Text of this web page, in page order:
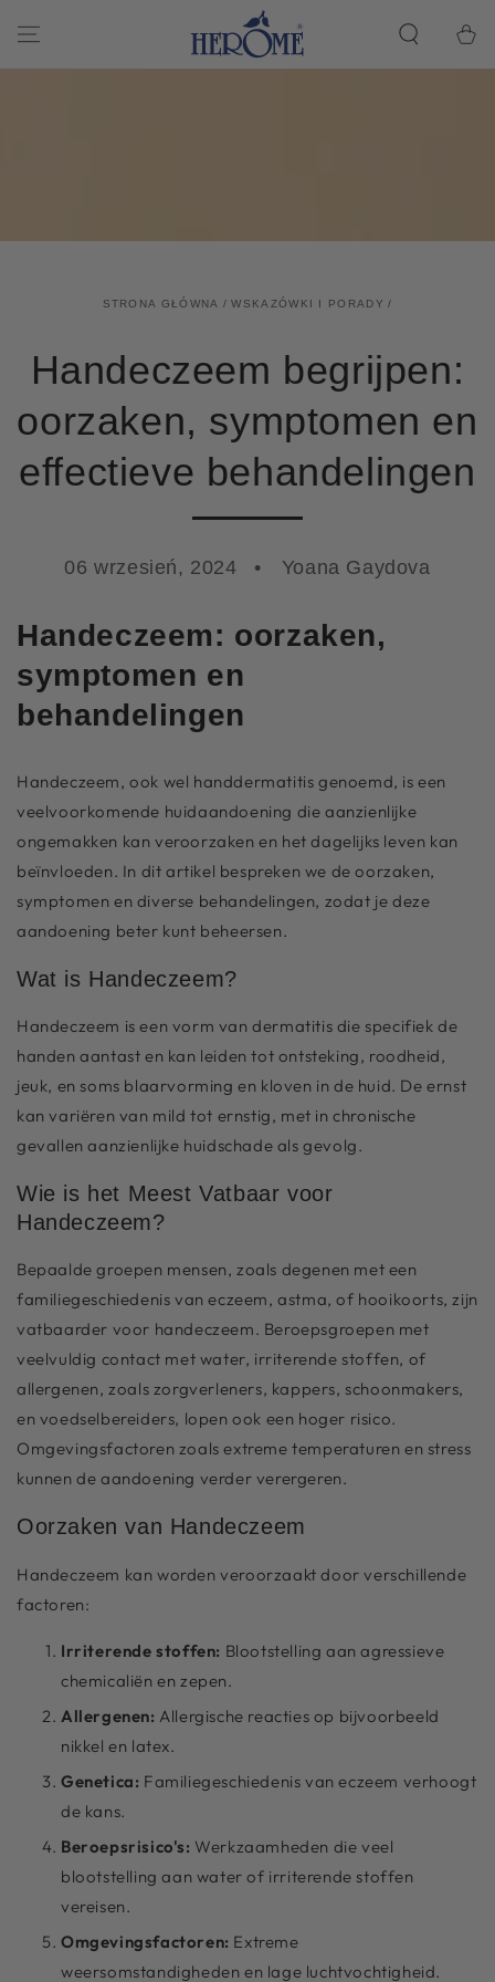
ARTYKUŁU
Koszyk
STRONA GŁÓWNA / WSKAZÓWKI I PORADY /
Handeczeem begrijpen:
oorzaken, symptomen en
effectieve behandelingen
06 wrzesień, 2024 Yoana Gaydova
Handeczeem: oorzaken,
symptomen en
behandelingen
Handeczeem, ook wel handdermatitis genoemd, is een
veelvoorkomende huidaandoening die aanzienlijke
ongemakken kan veroorzaken en het dagelijks leven kan
beïnvloeden. In dit artikel bespreken we de oorzaken,
symptomen en diverse behandelingen, zodat je deze
aandoening beter kunt beheersen.
Wat is Handeczeem?
Handeczeem is een vorm van dermatitis die specifiek de
handen aantast en kan leiden tot ontsteking, roodheid,
jeuk, en soms blaarvorming en kloven in de huid. De ernst
kan variëren van mild tot ernstig, met in chronische
gevallen aanzienlijke huidschade als gevolg.
Wie is het Meest Vatbaar voor
Handeczeem?
Bepaalde groepen mensen, zoals degenen met een
familiegeschiedenis van eczeem, astma, of hooikoorts, zijn
vatbaarder voor handeczeem. Beroepsgroepen met
veelvuldig contact met water, irriterende stoffen, of
allergenen, zoals zorgverleners, kappers, schoonmakers,
en voedselbereiders, lopen ook een hoger risico.
Omgevingsfactoren zoals extreme temperaturen en stress
kunnen de aandoening verder verergeren.
Oorzaken van Handeczeem
Handeczeem kan worden veroorzaakt door verschillende
factoren:
Irriterende stoffen: Blootstelling aan agressieve
chemicaliën en zepen.
Allergenen: Allergische reacties op bijvoorbeeld
nikkel en latex.
Genetica: Familiegeschiedenis van eczeem verhoogt
de kans.
Beroepsrisico's: Werkzaamheden die veel
blootstelling aan water of irriterende stoffen
vereisen.
Omgevingsfactoren: Extreme
weersomstandigheden en lage luchtvochtigheid.